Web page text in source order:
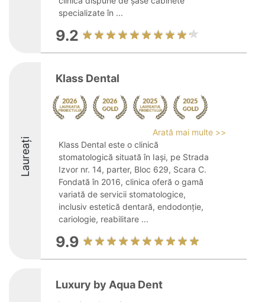
specializate în ...
9.2
Laureați
Klass Dental
Arată mai multe >>
Klass Dental este o clinică
stomatologică situată în Iași, pe Strada
Izvor nr. 14, parter, Bloc 629, Scara C.
Fondată în 2016, clinica oferă o gamă
variată de servicii stomatologice,
inclusiv estetică dentară, endodonție,
cariologie, reabilitare ...
9.9
Luxury by Aqua Dent